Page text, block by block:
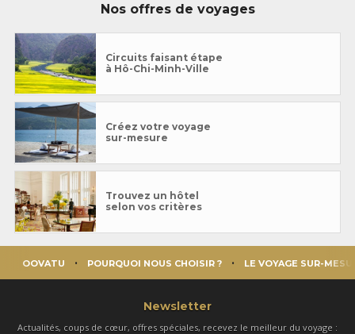
Nos offres de voyages
Circuits faisant étape
à Hô-Chi-Minh-Ville
Créez votre voyage
sur-mesure
Trouvez un hôtel
selon vos critères
OOVATU POURQUOI NOUS CHOISIR ? LE VOYAGE SUR-
Newsletter
Actualités, coups de cœur, offres spéciales, recevez le meilleur du voyage :